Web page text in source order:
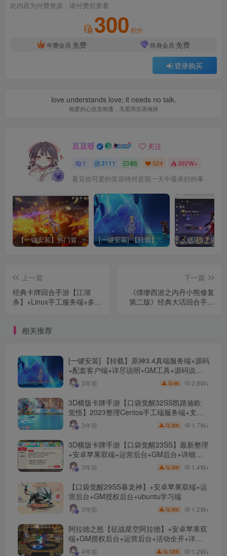
此内容为付费资源，请付费后查看
300 积分
年费会员 免费 终身会员 免费
登录购买
love understands love; it needs no talk.
相爱的心息息相通，无需用言语倾诉
豆豆呀 关注
1 3111 65 524 392W+
看见你可爱的笑容绝对是我一天中最美好的事
【一键安装】热门冒险策略类游戏崩坏：星穹铁道全新2.3版本一键端+一键代理+一键启动+免虚拟机 [一键安装] 【转载】原神3.4真端服务端+源码+配套客户端+详尽说明+GM工具+源码说明文件
上一篇
经典卡牌回合手游【江湖
杀】+Linux手工服务端+多区
下一篇
《缥缈西游之内丹小熊修复
第二版》经典大话回合手游
相关推荐
[一键安装] 【转载】原神3.4真端服务端+源码
+配套客户端+详尽说明+GM工具+源码说明
文件3年前 66 2.8W+
3D横版卡牌手游【口袋觉醒32SS凯路迪欧·
觉悟】2023整理Centos手工端服务端+支付
对接+安卓苹果双端+运营后台+GM授权后台
+代理后台
3年前 300 1.7W+
3D横版卡牌手游【口袋觉醒23SS】最新整理
+安卓苹果双端+运营后台+GM后台+详细搭
建教程3年前 300 1.4W+
【口袋觉醒29SS暴龙神】+安卓苹果双端+运
营后台+GM授权后台+ubuntu学习端
3年前 300 1.2W+
阿拉德之怒【征战星空阿拉德】+安卓苹果双
端+GM授权后台+运营后台+活动全开+详细
教程 4年前 1200 1.2W+